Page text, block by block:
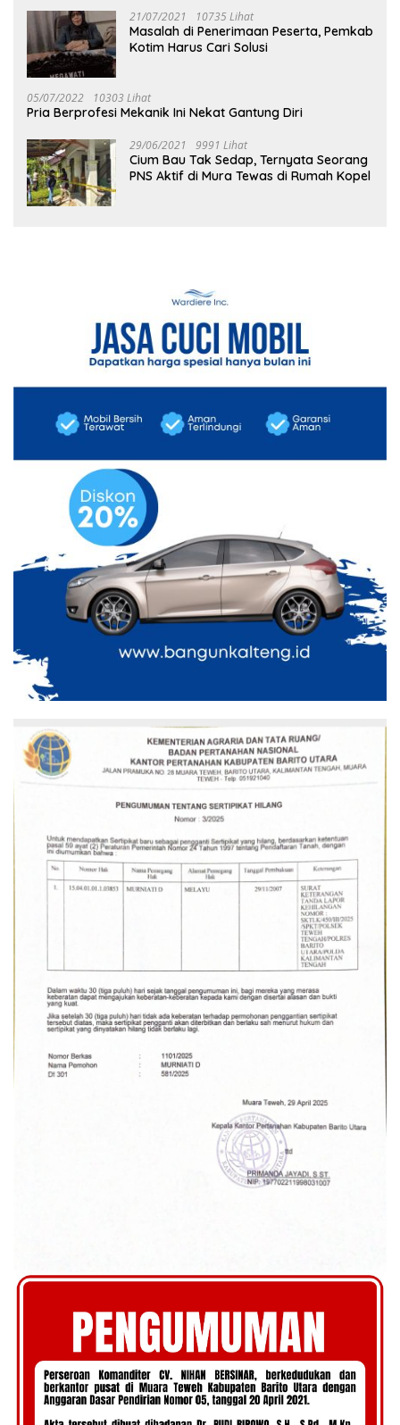
21/07/2021 10735 Lihat
Masalah di Penerimaan Peserta, Pemkab
Kotim Harus Cari Solusi
05/07/2022 10303 Lihat
Pria Berprofesi Mekanik Ini Nekat Gantung Diri
29/06/2021 9991 Lihat
Cium Bau Tak Sedap, Ternyata Seorang
PNS Aktif di Mura Tewas di Rumah Kopel